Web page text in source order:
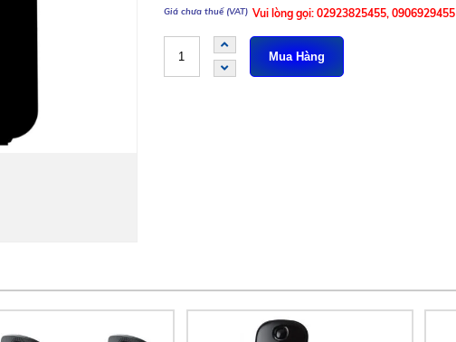
Vui lòng gọi: 02923825455, 0906929455